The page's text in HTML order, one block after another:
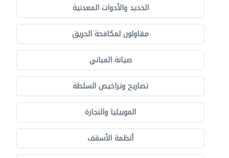
الحديد والأدوات المعدنية
مقاولون لمكافحة الحريق
صيانة المباني
تصاريح وتراخيص السلطة
الموبيليا والنجارة
أنظمة الأسقف